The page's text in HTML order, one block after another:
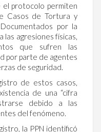
protocolo permiten
Casos de Tortura y
por la
las agresiones físicas,
que sufren las
por parte de agentes
de seguridad.
de estos casos,
de una “cifra
debido a las
del fenómeno.
la PPN identificó